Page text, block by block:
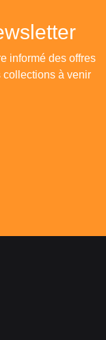
informé des offres
collections à venir